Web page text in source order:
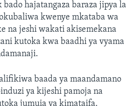
hajatangaza baraza jipya la
kwenye mkataba wa
na jeshi wakati akisemekana
kutoka kwa baadhi ya vyama
baada ya maandamano
ya kijeshi pamoja na
jumuia ya kimataifa.